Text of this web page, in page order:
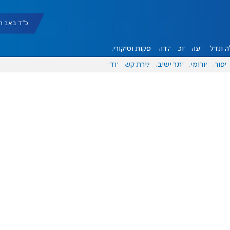
כ"ד באב תשפ"ו
ונדל"ן דעות אוכל יהדות הפקות וסיקורים
ספורט פורומים אתר ישיבה יצירת קשר עוד